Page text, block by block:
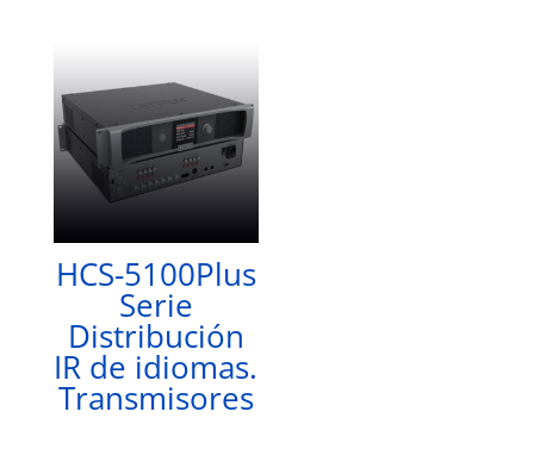
HCS-5100Plus
Serie
Distribución
IR de idiomas.
Transmisores